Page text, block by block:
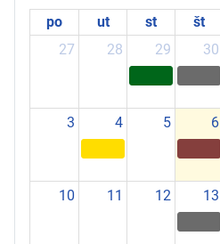
po ut st št
27
28 29 30
3 4 5 6
10 11 12 13